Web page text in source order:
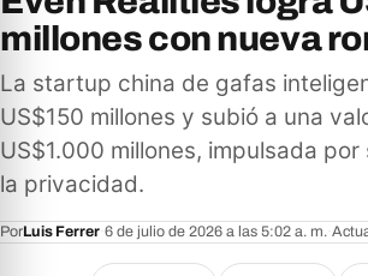
millones con nueva
La startup china de gafas
US$150 millones y subió a una
US$1.000 millones, impulsada
la privacidad.
PorLuis Ferrer 6 de julio de 2026 a las 5:02 a. m.